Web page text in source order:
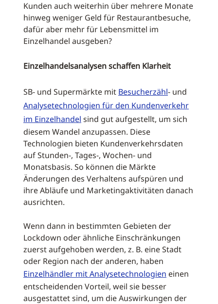
Kunden auch weiterhin über mehrere Monate
hinweg weniger Geld für Restaurantbesuche,
dafür aber mehr für Lebensmittel im
Einzelhandel ausgeben?
Einzelhandelsanalysen schaffen Klarheit
SB- und Supermärkte mit Besucherzähl- und
Analysetechnologien für den Kundenverkehr
im Einzelhandel sind gut aufgestellt, um sich
diesem Wandel anzupassen. Diese
Technologien bieten Kundenverkehrsdaten
auf Stunden-, Tages-, Wochen- und
Monatsbasis. So können die Märkte
Änderungen des Verhaltens aufspüren und
ihre Abläufe und Marketingaktivitäten danach
ausrichten.
Wenn dann in bestimmten Gebieten der
Lockdown oder ähnliche Einschränkungen
zuerst aufgehoben werden, z. B. eine Stadt
oder Region nach der anderen, haben
Einzelhändler mit Analysetechnologien einen
entscheidenden Vorteil, weil sie besser
ausgestattet sind, um die Auswirkungen der